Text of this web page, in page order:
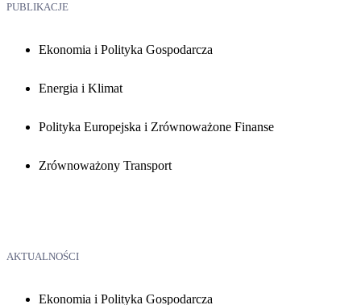
PUBLIKACJE
Ekonomia i Polityka Gospodarcza
Energia i Klimat
Polityka Europejska i Zrównoważone Finanse
Zrównoważony Transport
AKTUALNOŚCI
Ekonomia i Polityka Gospodarcza